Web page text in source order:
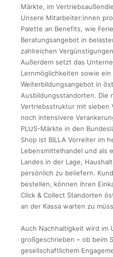
Märkte, im
Unsere Mitarbeiter:innen
Palette an Benefits, wie
Beratungsangebot in
zahlreichen
Außerdem setzt das
Lernmöglichkeiten sowie
Weiterbildungsangebot in
Ausbildungsstandorten. Die
Vertriebsstruktur mit sieben
noch intensivere
PLUS-Märkte in den
Shop ist BILLA Vorreiter im
Lebensmittelhandel und als
Landes in der Lage,
persönlich zu beliefern.
bestellen, können ihren
Click & Collect Standorten
an der Kassa warten zu
Auch Nachhaltigkeit wird im
großgeschrieben – ob beim
gesellschaftlichem